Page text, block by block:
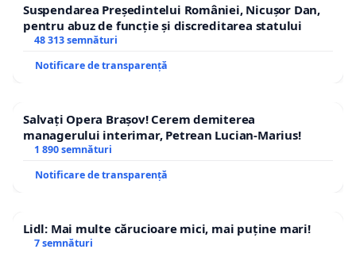
Suspendarea Președintelui României, Nicușor Dan,
pentru abuz de funcție și discreditarea statului
48 313 semnături
Notificare de transparență
Salvați Opera Brașov! Cerem demiterea
managerului interimar, Petrean Lucian-Marius!
1 890 semnături
Notificare de transparență
Lidl: Mai multe cărucioare mici, mai puține mari!
7 semnături